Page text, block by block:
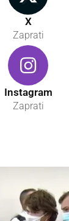
X
Zaprati
Instagram
Zaprati